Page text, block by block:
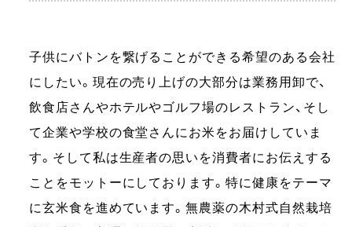
子供にバトンを繋げることができる希望のある会社
にしたい。現在の売り上げの大部分は業務用卸で、
飲食店さんやホテルやゴルフ場のレストラン、そし
て企業や学校の食堂さんにお米をお届けしていま
す。そして私は生産者の思いを消費者にお伝えする
ことをモットーにしております。特に健康をテーマ
に玄米食を進めています。無農薬の木村式自然栽培